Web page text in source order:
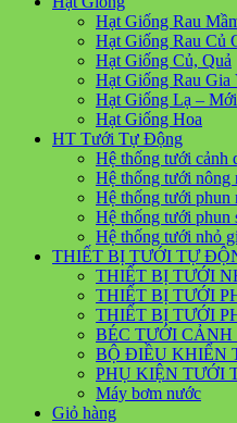
Hạt Giống Rau
Hạt Giống Rau Củ
Hạt Giống Củ, Quả
Hạt Giống Rau Gia
Hạt Giống Lạ – Mới
Hạt Giống Hoa
HT Tưới Tự Động
Hệ thống tưới cảnh
Hệ thống tưới nông
Hệ thống tưới phun
Hệ thống tưới phun
Hệ thống tưới nhỏ
THIẾT BỊ TƯỚI TỰ
THIẾT BỊ TƯỚI
THIẾT BỊ TƯỚI
THIẾT BỊ TƯỚI
BÉC TƯỚI CẢNH
BỘ ĐIỀU KHIỂN
PHỤ KIỆN TƯỚI
Máy bơm nước
Giỏ hàng